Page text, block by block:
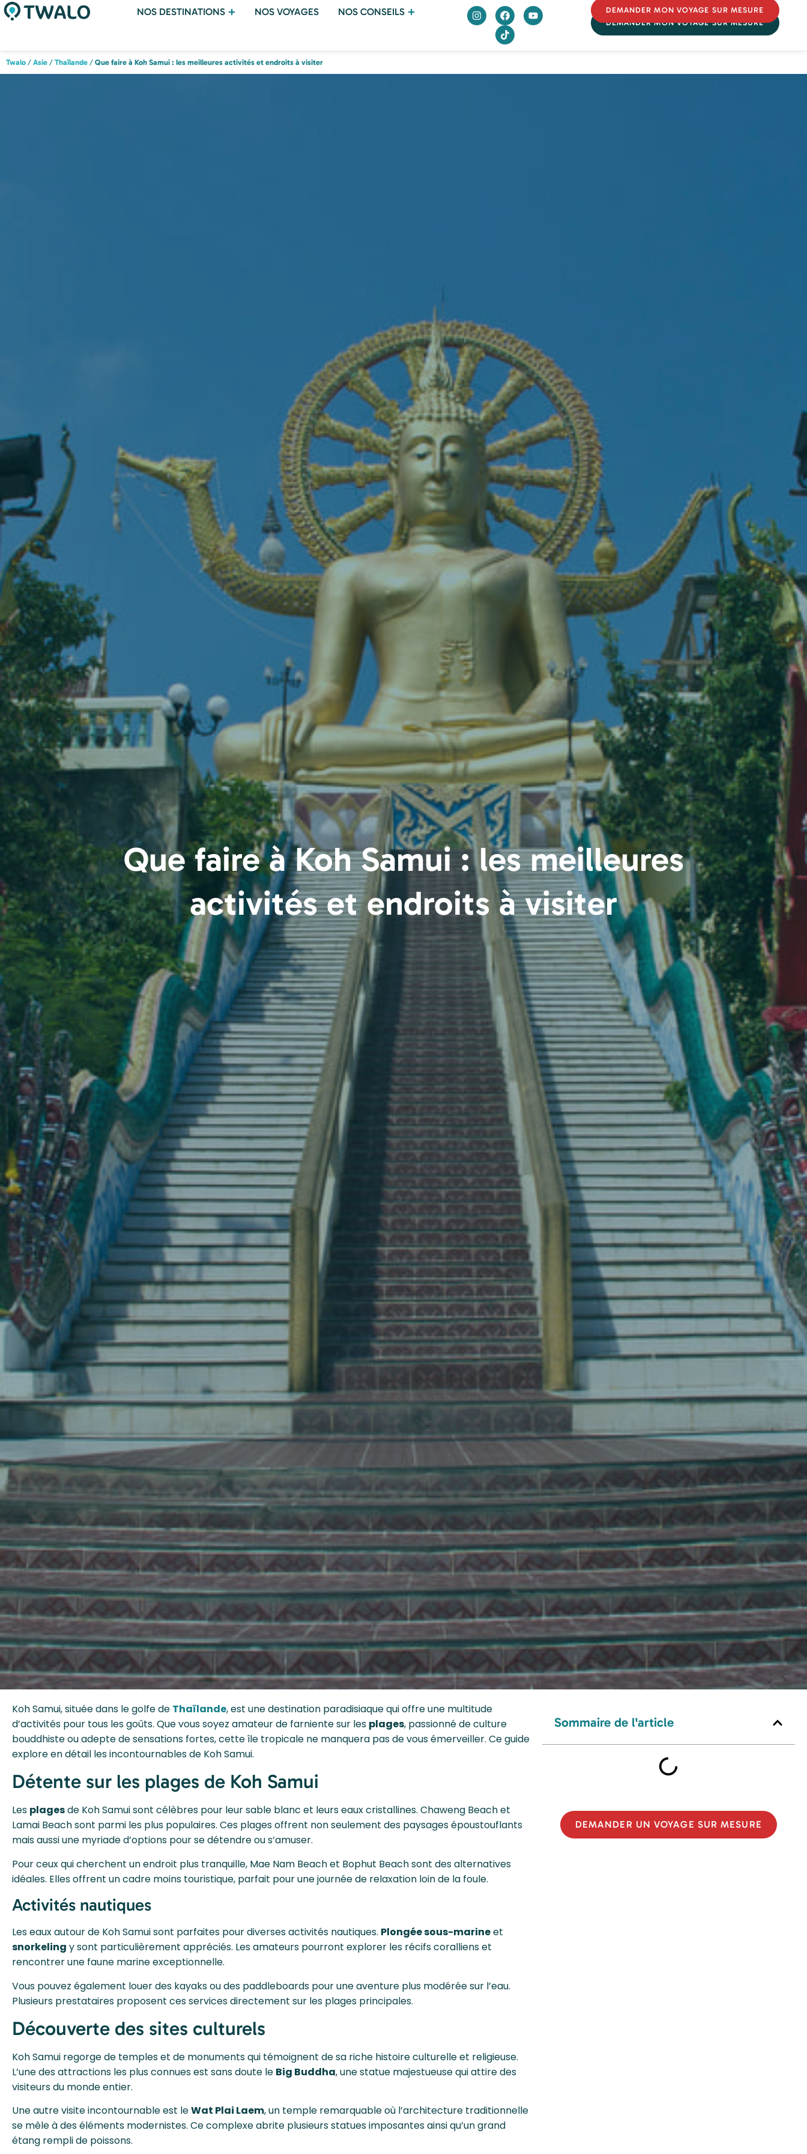
NOS DESTINATIONS NOS VOYAGES NOS CONSEILS
DEMANDER MON VOYAGE SUR MESURE
DEMANDER MON VOYAGE SUR MESURE
Twalo / Asie / Thaïlande / Que faire à Koh Samui : les meilleures activités et endroits à visiter
Que faire à Koh Samui : les meilleures
activités et endroits à visiter
Koh Samui, située dans le golfe de Thaïlande, est une destination paradisiaque qui offre une multitude
d’activités pour tous les goûts. Que vous soyez amateur de farniente sur les plages, passionné de culture
bouddhiste ou adepte de sensations fortes, cette île tropicale ne manquera pas de vous émerveiller. Ce guide
explore en détail les incontournables de Koh Samui.
Détente sur les plages de Koh Samui
Les plagesde Koh Samui sont célèbres pour leur sable blanc et leurs eaux cristallines. Chaweng Beach et
Lamai Beach sont parmi les plus populaires. Ces plages offrent non seulement des paysages époustouflants
mais aussi une myriade d’options pour se détendre ou s’amuser.
Pour ceux qui cherchent un endroit plus tranquille, Mae Nam Beach et Bophut Beach sont des alternatives
idéales. Elles offrent un cadre moins touristique, parfait pour une journée de relaxation loin de la foule.
Activités nautiques
Les eaux autour de Koh Samui sont parfaites pour diverses activités nautiques. Plongée sous-marineet
snorkeling y sont particulièrement appréciés. Les amateurs pourront explorer les récifs coralliens et
rencontrer une faune marine exceptionnelle.
Vous pouvez également louer des kayaks ou des paddleboards pour une aventure plus modérée sur l’eau.
Plusieurs prestataires proposent ces services directement sur les plages principales.
Découverte des sites culturels
Koh Samui regorge de temples et de monuments qui témoignent de sa riche histoire culturelle et religieuse.
L’une des attractions les plus connues est sans doute le Big Buddha, une statue majestueuse qui attire des
visiteurs du monde entier.
Une autre visite incontournable est leWat Plai Laem, un temple remarquable où l’architecture traditionnelle
se mêle à des éléments modernistes. Ce complexe abrite plusieurs statues imposantes ainsi qu’un grand
étang rempli de poissons.
Sommaire de l'article
DEMANDER UN VOYAGE SUR MESURE